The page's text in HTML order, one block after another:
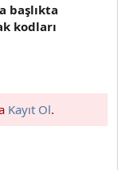
başlıkta
kodları
Kayıt Ol.